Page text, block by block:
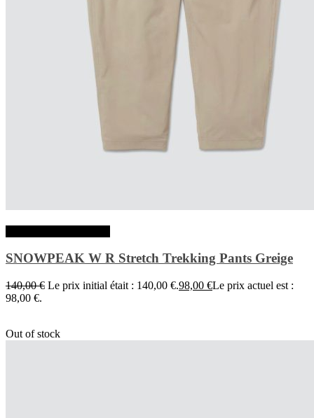
SNOWPEAK W R Stretch Trekking Pants Greige
140,00€ Le prix initial était : 140,00 €.98,00 €Le prix actuel est :
98,00 €.
Out of stock